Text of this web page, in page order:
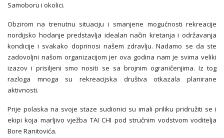
Samoboru i okolici.
Obzirom na trenutnu situaciju i smanjene mogućnosti rekreacije
nordijsko hodanje predstavlja idealan način kretanja i održavanja
kondicije i svakako doprinosi našem zdravlju. Nadamo se da ste
zadovoljni našom organizacijom jer ova godina nam je svima veliki
izazov i prisiljeni smo nositi se sa brojnim ograničenjima. Iz tog
razloga mnoga su rekreacijska društva otkazala planirane
aktivnosti.
Prije polaska na svoje staze sudionici su imali priliku pridružiti se i
ekipi koja marljivo vježba TAI CHI pod stručnim vodstvom voditelja
Bore Ranitovića.